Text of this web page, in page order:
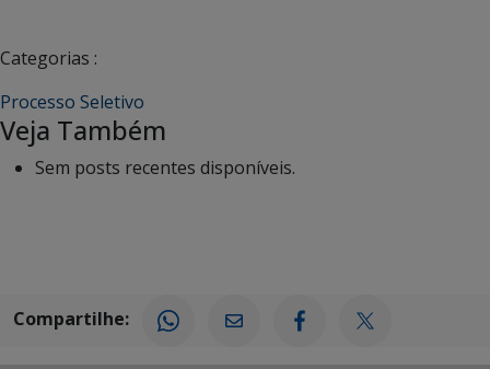
Categorias :
Processo Seletivo
Veja Também
Sem posts recentes disponíveis.
Compartilhe: